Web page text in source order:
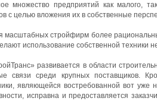
множество предприятий как малого,
с целью вложения их в собственные
масштабных стройфирм более
использование собственной техники
развивается в области
связи среди крупных поставщиков.
являющейся востребованной вот уже
исправна и предоставляется